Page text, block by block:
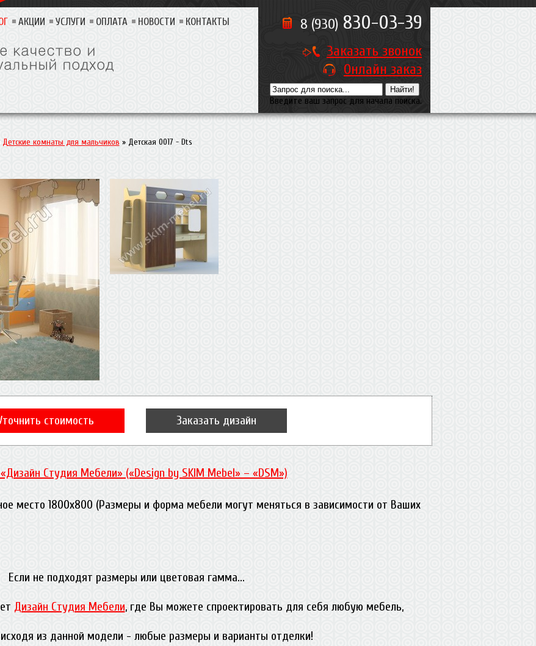
Введите ваш запрос для начала поиска.
АКЦИИ УСЛУГИ ОПЛАТА НОВОСТИ КОНТАКТЫ 8 (930) 830-03-39
Заказать звонок
Онлайн заказ
Детские комнаты для мальчиков » Детская 0017 - Dts
стоимость Заказать дизайн
Студия Мебели» («Design by SKIM Mebel» – «DSM»)
место 1800х800 (Размеры и форма мебели могут меняться в зависимости от Ваших
Если не подходят размеры или цветовая гамма...
Дизайн Студия Мебели, где Вы можете спроектировать для себя любую мебель,
из данной модели - любые размеры и варианты отделки!